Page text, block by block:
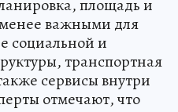
площадь и
важными для
социальной и
транспортная
сервисы внутри
отмечают, что